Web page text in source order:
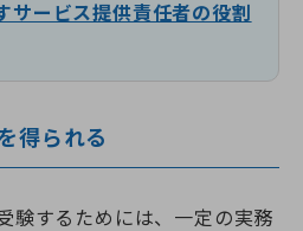
ービス提供責任者の役割
得られる
験するためには、一定の実務